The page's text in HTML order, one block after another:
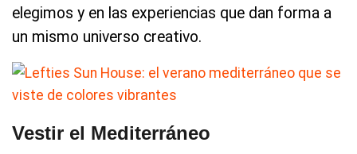
elegimos y en las experiencias que dan forma a
un mismo universo creativo.
Vestir el Mediterráneo